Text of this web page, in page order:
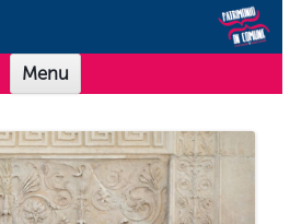
Roma
Musei in Comune Roma
Menu
Vai al contenuto